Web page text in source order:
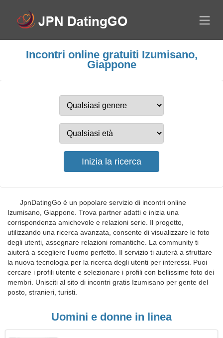
Incontri online gratuiti Izumisano,
Giappone
JpnDatingGo è un popolare servizio di incontri online
Izumisano, Giappone. Trova partner adatti e inizia una
corrispondenza amichevole e relazioni serie. Il progetto,
utilizzando una ricerca avanzata, consente di visualizzare le foto
degli utenti, assegnare relazioni romantiche. La community ti
aiuterà a scegliere l'uomo perfetto. Il servizio ti aiuterà a sfruttare
la nuova tecnologia per la ricerca degli utenti per interessi. Puoi
cercare i profili utente e selezionare i profili con bellissime foto dei
membri. Unisciti al sito di incontri gratis Izumisano per gente del
posto, stranieri, turisti.
Uomini e donne in linea